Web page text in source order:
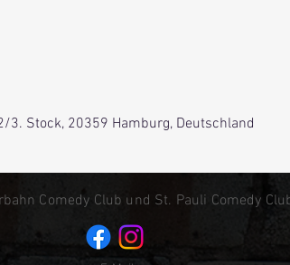
Stock, 20359 Hamburg, Deutschland
Comedy Club und St. Pauli Comedy